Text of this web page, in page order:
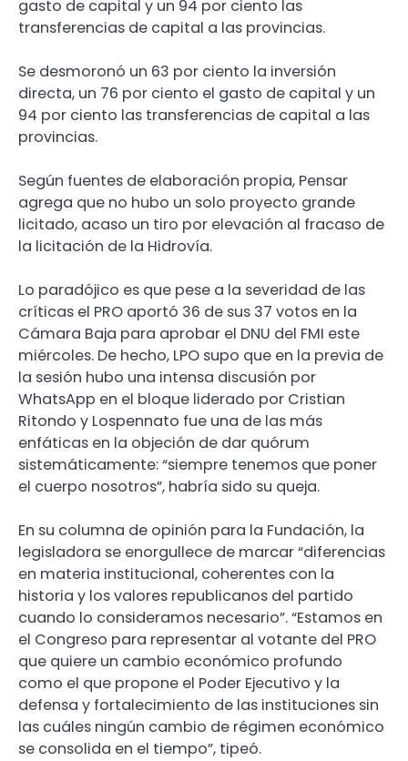
gasto de capital y un 94 por ciento las
transferencias de capital a las provincias.
Se desmoronó un 63 por ciento la inversión
directa, un 76 por ciento el gasto de capital y un
94 por ciento las transferencias de capital a las
provincias.
Según fuentes de elaboración propia, Pensar
agrega que no hubo un solo proyecto grande
licitado, acaso un tiro por elevación al fracaso de
la licitación de la Hidrovía.
Lo paradójico es que pese a la severidad de las
críticas el PRO aportó 36 de sus 37 votos en la
Cámara Baja para aprobar el DNU del FMI este
miércoles. De hecho, LPO supo que en la previa de
la sesión hubo una intensa discusión por
WhatsApp en el bloque liderado por Cristian
Ritondo y Lospennato fue una de las más
enfáticas en la objeción de dar quórum
sistemáticamente: “siempre tenemos que poner
el cuerpo nosotros”, habría sido su queja.
En su columna de opinión para la Fundación, la
legisladora se enorgullece de marcar “diferencias
en materia institucional, coherentes con la
historia y los valores republicanos del partido
cuando lo consideramos necesario”. “Estamos en
el Congreso para representar al votante del PRO
que quiere un cambio económico profundo
como el que propone el Poder Ejecutivo y la
defensa y fortalecimiento de las instituciones sin
las cuáles ningún cambio de régimen económico
se consolida en el tiempo”, tipeó.